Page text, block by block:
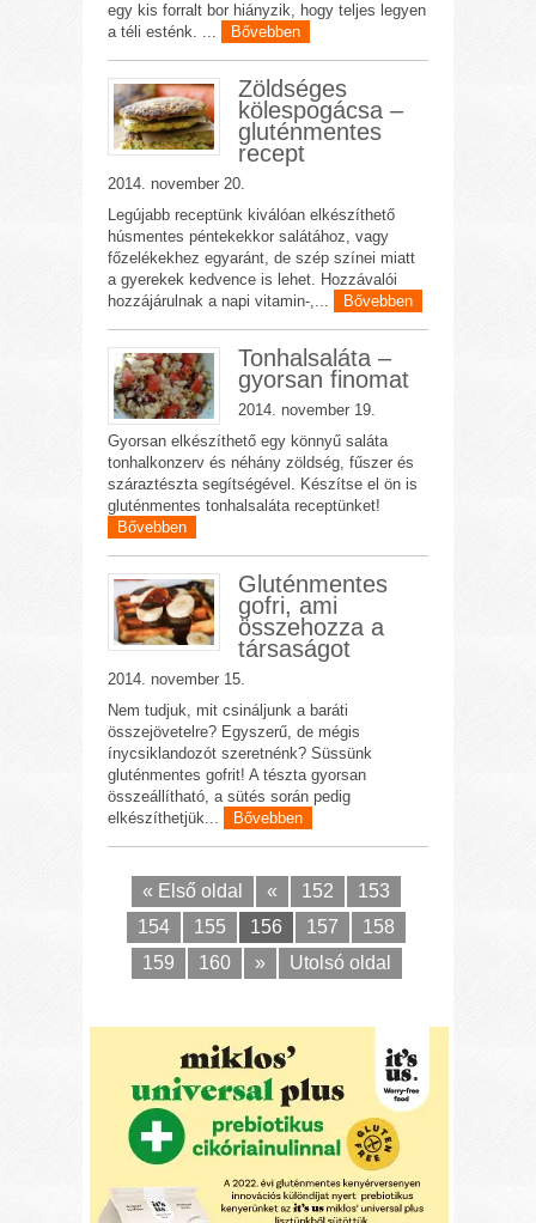
egy kis forralt bor hiányzik, hogy teljes legyen
a téli esténk. ...
Bővebben
Zöldséges
kölespogácsa –
gluténmentes
recept
2014. november 20.
Legújabb receptünk kiválóan elkészíthető
húsmentes péntekekkor salátához, vagy
főzelékekhez egyaránt, de szép színei miatt
a gyerekek kedvence is lehet. Hozzávalói
hozzájárulnak a napi vitamin-,...
Bővebben
Tonhalsaláta –
gyorsan finomat
2014. november 19.
Gyorsan elkészíthető egy könnyű saláta
tonhalkonzerv és néhány zöldség, fűszer és
száraztészta segítségével. Készítse el ön is
gluténmentes tonhalsaláta receptünket!
Bővebben
Gluténmentes
gofri, ami
összehozza a
társaságot
2014. november 15.
Nem tudjuk, mit csináljunk a baráti
összejövetelre? Egyszerű, de mégis
ínycsiklandozót szeretnénk? Süssünk
gluténmentes gofrit! A tészta gyorsan
összeállítható, a sütés során pedig
elkészíthetjük...
Bővebben
« Első oldal « 152
153
154
155 156 157
158
159
160 » Utolsó oldal